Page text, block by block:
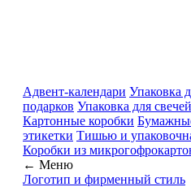
Адвент-календари Упаковка
подарков Упаковка для свечей
Картонные коробки
этикетки Тишью и
Коробки из
← Меню
Логотип и фирменный стиль